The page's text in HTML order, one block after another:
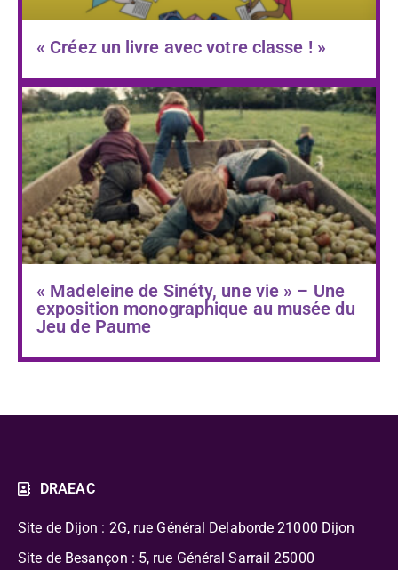
« Créez un livre avec votre classe ! »
« Madeleine de Sinéty, une vie » – Une
exposition monographique au musée du
Jeu de Paume
DRAEAC
Site de Dijon : 2G, rue Général Delaborde 21000 Dijon
Site de Besançon : 5, rue Général Sarrail 25000